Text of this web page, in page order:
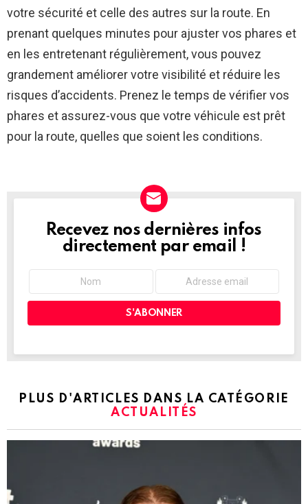
votre sécurité et celle des autres sur la route. En
prenant quelques minutes pour ajuster vos phares et
en les entretenant régulièrement, vous pouvez
grandement améliorer votre visibilité et réduire les
risques d’accidents. Prenez le temps de vérifier vos
phares et assurez-vous que votre véhicule est prêt
pour la route, quelles que soient les conditions.
NEWSLETTER
Recevez nos dernières infos
directement par email !
PLUS D'ARTICLES DANS LA CATÉGORIE
ACTUALITÉS